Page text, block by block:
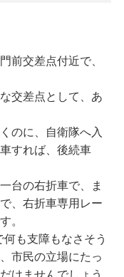
前交差点付近で、
交差点として、あ
のに、自衛隊へ入
すれば、後続車
台の右折車で、ま
、右折車専用レー
。
も支障もなさそう
市民の立場にたっ
けませんでしょう